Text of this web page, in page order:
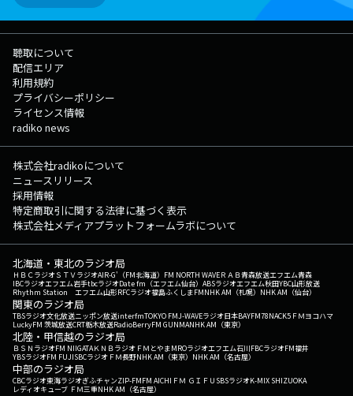
聴取について
配信エリア
利用規約
プライバシーポリシー
ライセンス情報
radiko news
株式会社radikoについて
ニュースリリース
採用情報
特定商取引に関する法律に基づく表示
株式会社メディアプラットフォームラボについて
北海道・東北のラジオ局
ＨＢＣラジオＳＴＶラジオAIR-G'（FM北海道） FM NORTH WAVEＲＡＢ青森放送エフエム青森
IBCラジオエフエム岩手tbcラジオDate fm（エフエム仙台） ABSラジオエフエム秋田YBC山形放送
Rhythm Station エフエム山形RFCラジオ福島ふくしまFMNHK AM（札幌） NHK AM（仙台）
関東のラジオ局
TBSラジオ文化放送ニッポン放送interfmTOKYO FMJ-WAVEラジオ日本BAYFM78NACK5 ＦＭヨコハマ
LuckyFM 茨城放送CRT栃木放送RadioBerryFM GUNMANHK AM（東京）
北陸・甲信越のラジオ局
ＢＳＮラジオFM NIIGATAＫＮＢラジオ ＦＭとやまMROラジオエフエム石川FBCラジオFM福井
YBSラジオFM FUJISBCラジオ ＦＭ長野NHK AM（東京） NHK AM（名古屋）
中部のラジオ局
CBCラジオ東海ラジオぎふチャンZIP-FMFM AICHI ＦＭ ＧＩＦＵ SBSラジオK-MIX SHIZUOKA
レディオキューブ ＦＭ三重NHK AM（名古屋）